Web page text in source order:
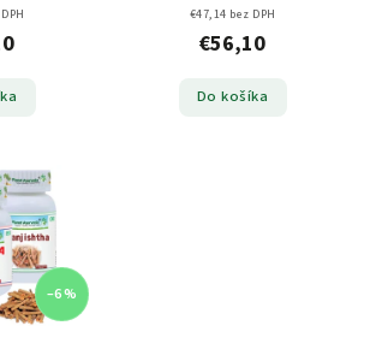
€47,14 bez DPH
€56,10
Do košíka
–6 %